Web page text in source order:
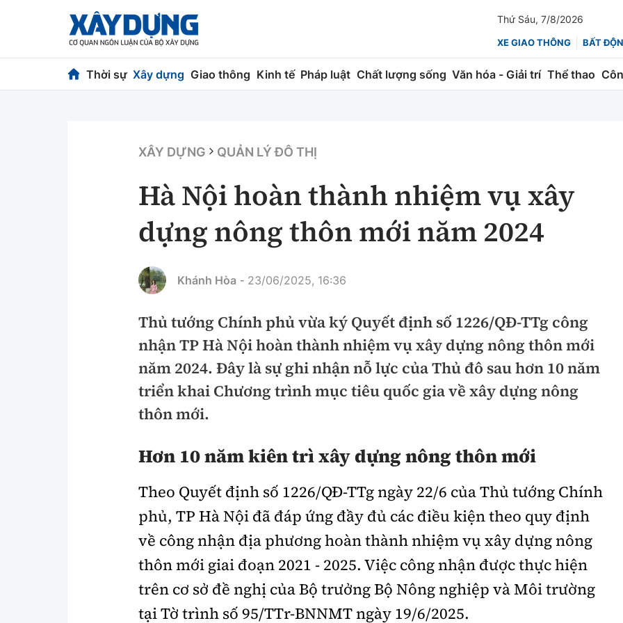
Thứ Sáu, 7/8/2026
XE GIAO THÔNG BẤT
Thời sự Xây dựng Giao thông Kinh tế Pháp luật Chất lượng sống Văn hóa - Giải trí Thể thao
Chuyện dọc đường
Chỉ đạo điều hành
Vật liệu xây dựng
Giám định chất lượng
Hàng không
Đường sắt
Đường thủy
Hàng hải
Đường sắt đô thị
Mời thầu - Đấu thầu
Thi viết về Ngành
Chứng khoán
Bảo hiểm
An ninh hình sự
An toàn giao thông
Giao thông 24h
ATGT địa phương
Lái xe an toàn
Gương sáng giao thông
xem thêm
Chất lượng sống Văn hóa - Giải Trí
Văn hóa
Thể thao
Bóng đá
Công nghệ
XÂY DỰNG QUẢN LÝ ĐÔ THỊ
Hà Nội hoàn thành nhiệm vụ xây
dựng nông thôn mới năm 2024
Khánh Hòa - 23/06/2025, 16:36
Thủ tướng Chính phủ vừa ký Quyết định số 1226/QĐ-TTg công
nhận TP Hà Nội hoàn thành nhiệm vụ xây dựng nông thôn mới
năm 2024. Đây là sự ghi nhận nỗ lực của Thủ đô sau hơn 10 năm
triển khai Chương trình mục tiêu quốc gia về xây dựng nông
thôn mới.
Hơn 10 năm kiên trì xây dựng nông thôn mới
Theo Quyết định số 1226/QĐ-TTg ngày 22/6 của Thủ tướng Chính
phủ, TP Hà Nội đã đáp ứng đầy đủ các điều kiện theo quy định
về công nhận địa phương hoàn thành nhiệm vụ xây dựng nông
thôn mới giai đoạn 2021 - 2025. Việc công nhận được thực hiện
trên cơ sở đề nghị của Bộ trưởng Bộ Nông nghiệp và Môi trường
tại Tờ trình số 95/TTr-BNNMT ngày 19/6/2025.